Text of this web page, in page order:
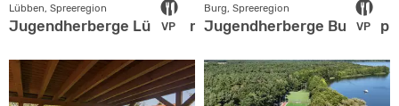
VP
Lübben, Spreeregion
Jugendherberge Lübben mit Zeltplatz VP
Burg, Spreeregion
Jugendherberge Burg